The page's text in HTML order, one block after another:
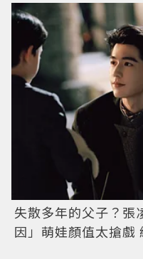
失散多年的父子？張
因」萌娃顏值太搶戲